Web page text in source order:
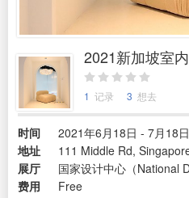
2021新加坡室
1 记录 3 想去
时间
2021年6月18日 - 7月18
地址
111 Middle Rd,
展厅
国家设计中心（National
费用
Free